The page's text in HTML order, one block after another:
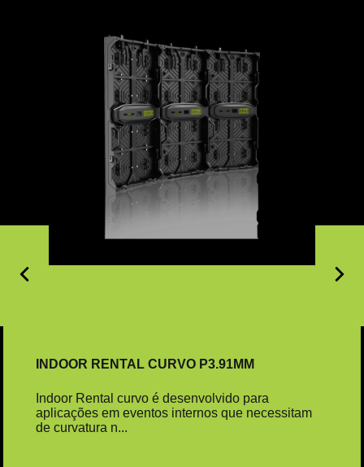
INDOOR RENTAL CURVO P3.91MM
Indoor Rental curvo é desenvolvido para
aplicações em eventos internos que necessitam
de curvatura n...